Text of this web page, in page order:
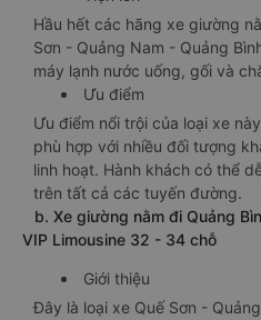
Hầu hết các hãng xe giường
Sơn - Quảng Nam - Quảng
máy lạnh nước uống, gối và
Ưu điểm
Ưu điểm nổi trội của loại xe
phù hợp với nhiều đối tượng
linh hoạt. Hành khách có thể
trên tất cả các tuyến đường.
b. Xe giường nằm đi Quảng
VIP Limousine 32 - 34 chỗ
Giới thiệu
Đây là loại xe Quế Sơn -